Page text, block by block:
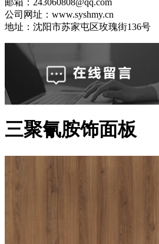
邮箱：243060808@qq.com
公司网址：www.syshmy.cn
地址：沈阳市苏家屯区玫瑰街136号
三聚氰胺饰面板